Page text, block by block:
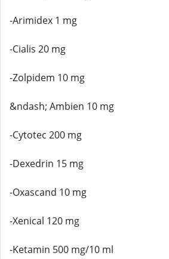
-Arimidex 1 mg
-Cialis 20 mg
-Zolpidem 10 mg
&ndash; Ambien 10 mg
-Cytotec 200 mg
-Dexedrin 15 mg
-Oxascand 10 mg
-Xenical 120 mg
-Ketamin 500 mg/10 ml